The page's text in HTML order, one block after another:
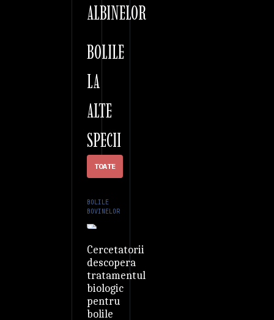
ALBINELOR
BOLILE
LA
ALTE
SPECII
TOATE
BOLILE
BOVINELOR
Cercetatorii
descopera
tratamentul
biologic
pentru
bolile